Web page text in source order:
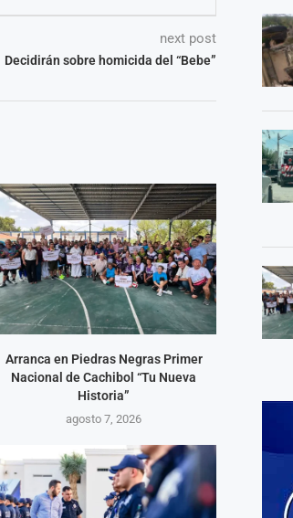
next post
Decidirán sobre homicida del “Bebe”
Arranca en Piedras Negras Primer
Nacional de Cachibol “Tu Nueva
Historia”
agosto 7, 2026